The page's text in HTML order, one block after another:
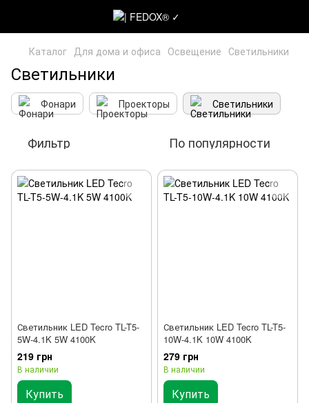
Каталог Для дома и офиса Освещение Светильники
Светильники
Фонари Проекторы Светильники
Фильтр По популярности
Светильник LED Tecro TL-T5-
5W-4.1K 5W 4100K
219 грн
В наличии
Купить
Светильник LED Tecro TL-T5-
10W-4.1K 10W 4100K
279 грн
В наличии
Купить